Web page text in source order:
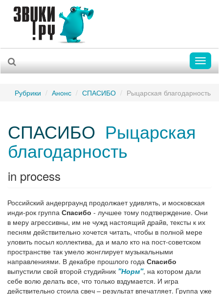
Рубрики Анонс СПАСИБО Рыцарская благодарность
СПАСИБО Рыцарская
благодарность
in process
Российский андерграунд продолжает удивлять, и московская
инди-рок группа Спасибо - лучшее тому подтверждение. Они
в меру агрессивны, им не чужд настоящий драйв, тексты к их
песням действительно хочется читать, чтобы в полной мере
уловить посыл коллектива, да и мало кто на пост-советском
пространстве так умело жонглирует музыкальными
направлениями. В декабре прошлого года Спасибо
выпустили свой второй студийник "Норм", на котором дали
себе волю делать все, что только вздумается. И игра
действительно стоила свеч – результат впечатляет. Группа уже